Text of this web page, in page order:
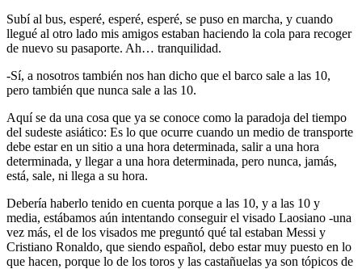
Subí al bus, esperé, esperé, esperé, se puso en marcha, y cuando
llegué al otro lado mis amigos estaban haciendo la cola para recoger
de nuevo su pasaporte. Ah… tranquilidad.
-Sí, a nosotros también nos han dicho que el barco sale a las 10,
pero también que nunca sale a las 10.
Aquí se da una cosa que ya se conoce como la paradoja del tiempo
del sudeste asiático: Es lo que ocurre cuando un medio de transporte
debe estar en un sitio a una hora determinada, salir a una hora
determinada, y llegar a una hora determinada, pero nunca, jamás,
está, sale, ni llega a su hora.
Debería haberlo tenido en cuenta porque a las 10, y a las 10 y
media, estábamos aún intentando conseguir el visado Laosiano -una
vez más, el de los visados me preguntó qué tal estaban Messi y
Cristiano Ronaldo, que siendo español, debo estar muy puesto en lo
que hacen, porque lo de los toros y las castañuelas ya son tópicos de